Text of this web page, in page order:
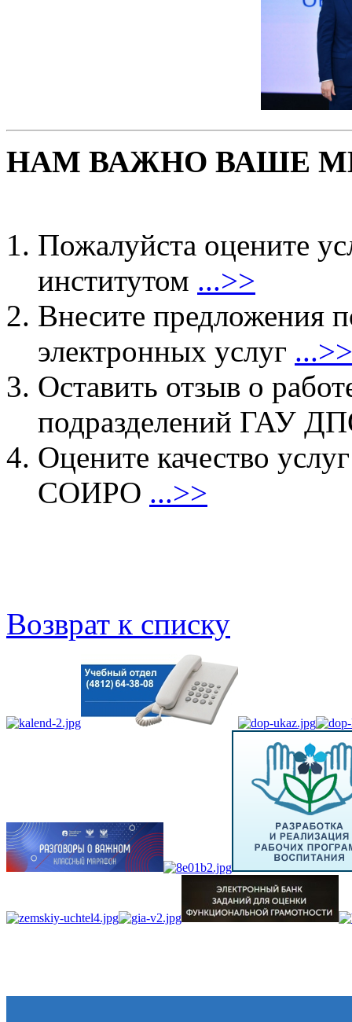
НАМ ВАЖНО ВАШЕ
Пожалуйста оцените
институтом ...>>
Внесите предложения
электронных услуг ...>>
Оставить отзыв о
подразделений ГАУ
Оцените качество
СОИРО ...>>
Возврат к списку